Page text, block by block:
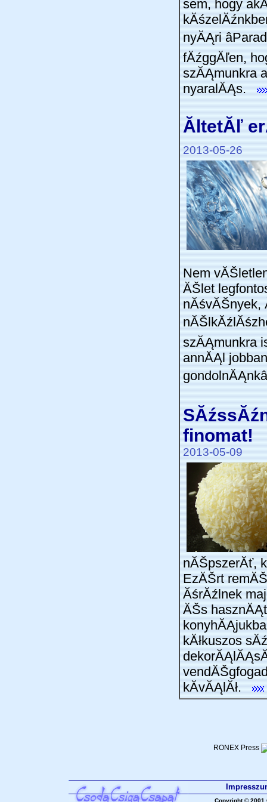
sem, hogy
nyĂĄri
fĂźggĂľen,
szĂĄmunkra
nyaralĂĄs.
ĂltetĂľ
2013-05-26
Nem
ĂŠlet
nĂśvĂŠnyek,
szĂĄmunkra
annĂĄl
finomat!
2013-05-09
nĂŠpszerĂť,
EzĂŠrt
ĂśrĂźlnek
ĂŠs
kĂłkuszos
kĂ­vĂĄlĂł.
RONEX Press
Copyright © 2001